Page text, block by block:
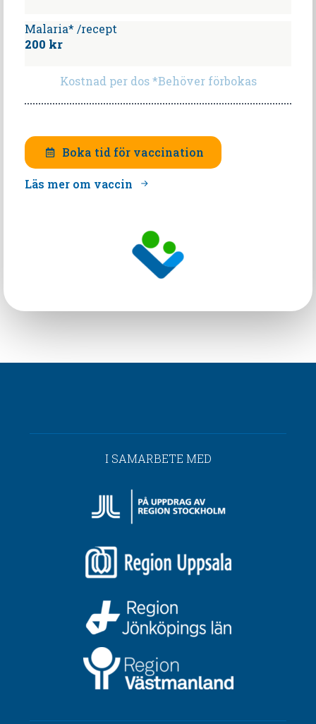
Malaria* /recept
200 kr
Kostnad per dos *Behöver förbokas
Boka tid för vaccination
Läs mer om vaccin
I SAMARBETE MED